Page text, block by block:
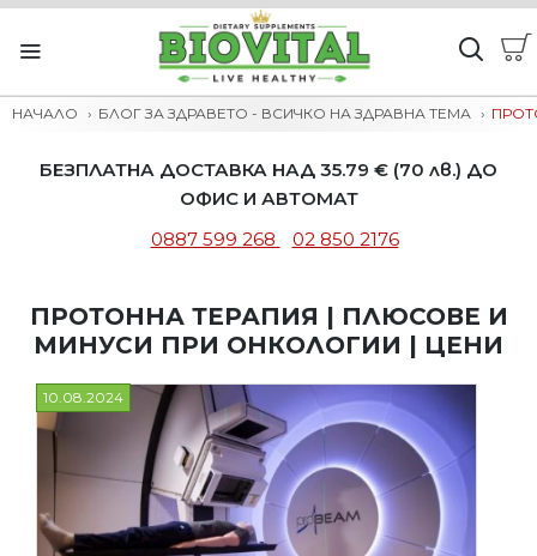
НАЧАЛО БЛОГ ЗА ЗДРАВЕТО - ВСИЧКО НА ЗДРАВНА ТЕМА
БЕЗПЛАТНА ДОСТАВКА НАД 35.79 € (70 лв.) ДО
ОФИС И АВТОМАТ
0887 599 268
02 850 2176
ПРОТОННА ТЕРАПИЯ | ПЛЮСОВЕ И
МИНУСИ ПРИ ОНКОЛОГИИ | ЦЕНИ
10.08.2024